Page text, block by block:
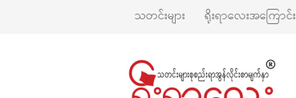
သတင်းများ ရိုးရာလေးအကြောင်း